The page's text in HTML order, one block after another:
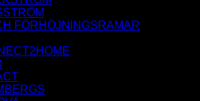
FÖRHÖJNINGSRAMAR